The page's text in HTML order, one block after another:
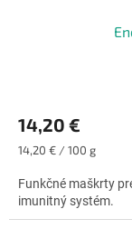
produktu
je
5,0
z
5
hviezdičiek.
14,20 €
Jednotková
14,20 € / 100 g
Funkčné maškrty
imunitný systém.